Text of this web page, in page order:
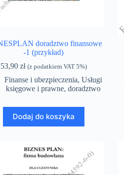
doradztwo finansowe
-1 (przykład)
53,90 zł (z podatkiem VAT 5%)
Finanse i ubezpieczenia,Usługi
księgowe i prawne, doradztwo
Dodaj do koszyka